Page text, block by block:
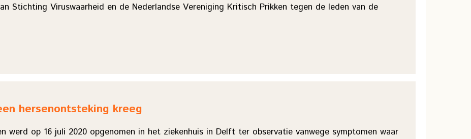
Stichting Viruswaarheid en de Nederlandse Vereniging Kritisch Prikken tegen de leden van de
hersenontsteking kreeg
werd op 16 juli 2020 opgenomen in het ziekenhuis in Delft ter observatie vanwege symptomen waar